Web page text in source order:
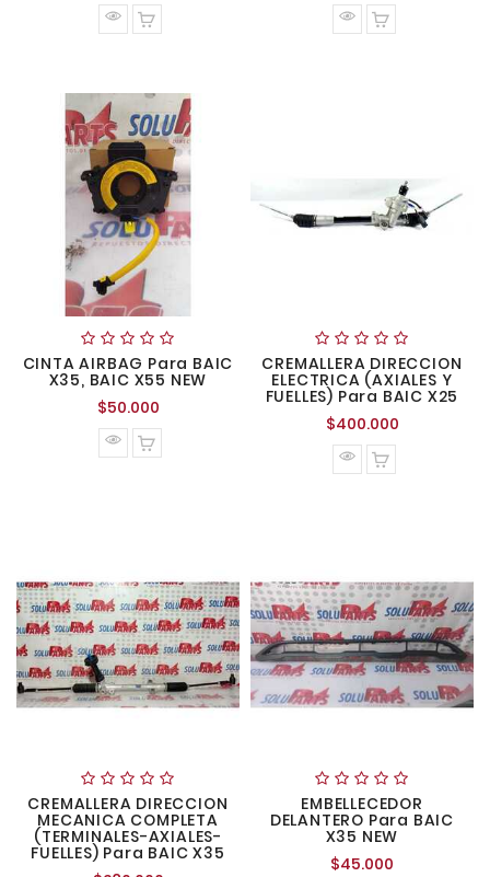
normal
CINTA AIRBAG Para BAIC
X35, BAIC X55 NEW
$50.000Precio
normal
CREMALLERA DIRECCION
ELECTRICA (AXIALES Y
FUELLES) Para BAIC X25
$400.000Precio
CREMALLERA DIRECCION
MECANICA COMPLETA
(TERMINALES-AXIALES-
FUELLES) Para BAIC X35
EMBELLECEDOR
DELANTERO Para BAIC
X35 NEW
$45.000